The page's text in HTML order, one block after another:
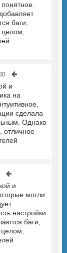
баги,
и
на
сделала
Однако
отличное
и
могли
настройки
баги,